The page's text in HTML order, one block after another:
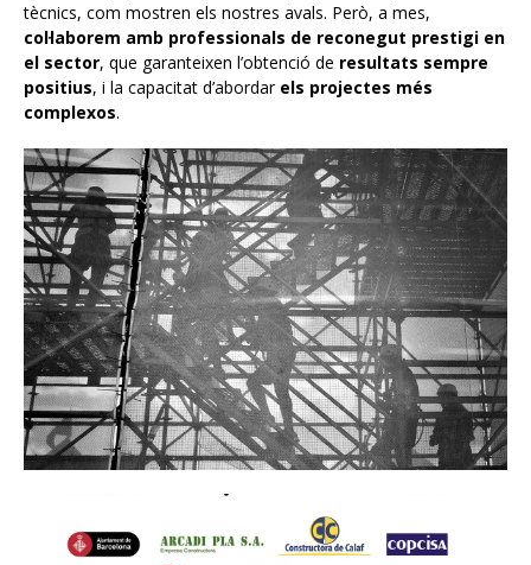
tècnics, com mostren els nostres avals. Però, a mes,
col·laborem amb professionals de reconegut prestigi en
el sector, que garanteixen l’obtenció de resultats sempre
positius, i la capacitat d’abordar els projectes més
complexos.